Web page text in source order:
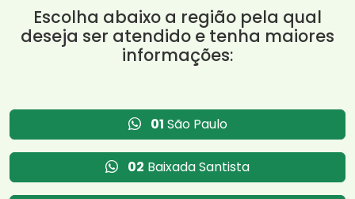
Escolha abaixo a região pela qual
deseja ser atendido e tenha maiores
informações:
01 São Paulo
02 Baixada Santista